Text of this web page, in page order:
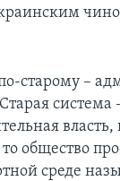
старому –
общество
среде